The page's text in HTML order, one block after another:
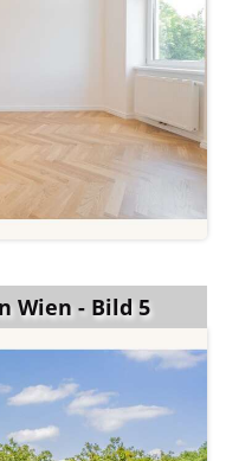
Wien - Bild 5